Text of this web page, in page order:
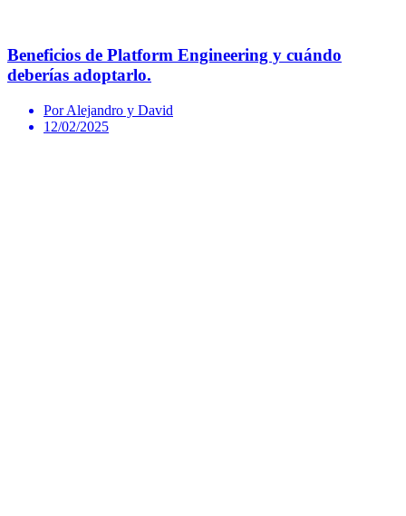
Beneficios de Platform Engineering y cuándo
deberías adoptarlo.
Por Alejandro y David
12/02/2025